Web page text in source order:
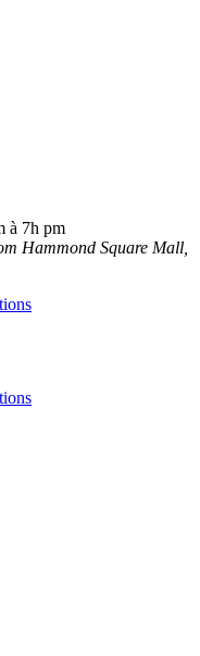
à 7h pm
Hammond Square Mall,